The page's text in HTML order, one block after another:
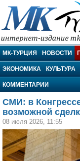
МК-Турция
МК-ТУРЦИЯ НОВОСТИ
ЭКОНОМИКА КУЛЬТУРА
КОММЕНТАРИИ
СМИ: в
возможной
08 июля 2026, 11:55